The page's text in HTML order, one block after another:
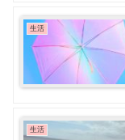
生活
生活